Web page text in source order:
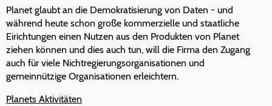
Planet glaubt an die Demokratisierung von Daten - und
während heute schon große kommerzielle und staatliche
Eirichtungen einen Nutzen aus den Produkten von Planet
ziehen können und dies auch tun, will die Firma den Zugang
auch für viele Nichtregierungsorganisationen und
gemeinnützige Organisationen erleichtern.
Planets Aktivitäten